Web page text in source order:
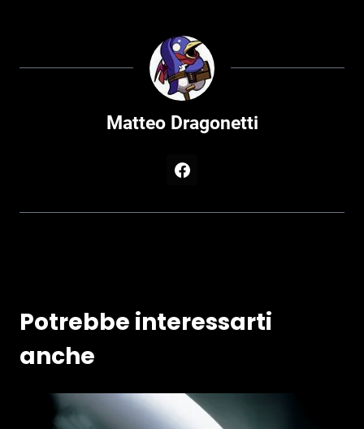
Matteo Dragonetti
Potrebbe interessarti
anche